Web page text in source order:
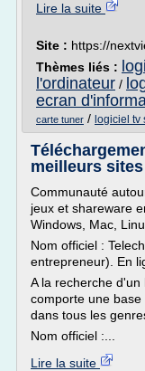
Lire la suite
Site : https://
Thèmes liés :
l'ordinateur /
ecran
carte tuner / logiciel tv
meilleurs sites
Communauté
jeux et shareware
Windows, Mac,
Nom officiel :
entrepreneur). En
A la recherche
comporte une
dans tous les
Nom officiel :...
Lire la suite